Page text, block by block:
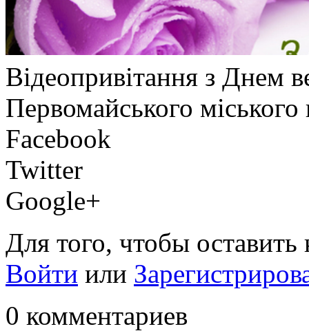
Відеопривітання з Днем
Первомайського
Facebook
Twitter
Google+
Для того, чтобы
Войти или
0 комментариев